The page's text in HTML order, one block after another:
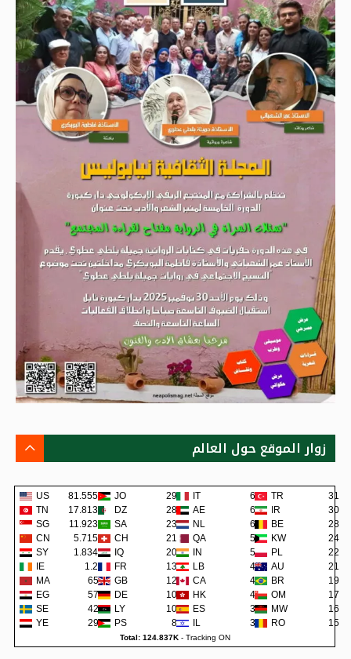
زوار الموقع حول العالم
US 81.555K JO 290 IT 62 TR
31
TN
17.813K DZ 288 AE 62 IR
30
SG
11.923K SA 235 NL 60 BE
28
CN
5.715K CH 219 QA 57 KW
24
SY
1.834K IQ 200 IN 57 PL
22
IE
1.2K FR 137 LB 48 AU
21
MA
658 GB 126 CA 45 BR
19
EG
579 DE 107 HK 42 OM
17
SE
422 LY 105 ES 38 MW
16
YE
290 PS 80 IL 36 RO 15
Total: 124.837K- Tracking ON